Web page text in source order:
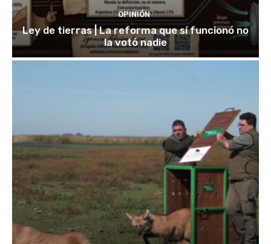
OPINIÓN
Ley de tierras | La reforma que sí funcionó no
la votó nadie